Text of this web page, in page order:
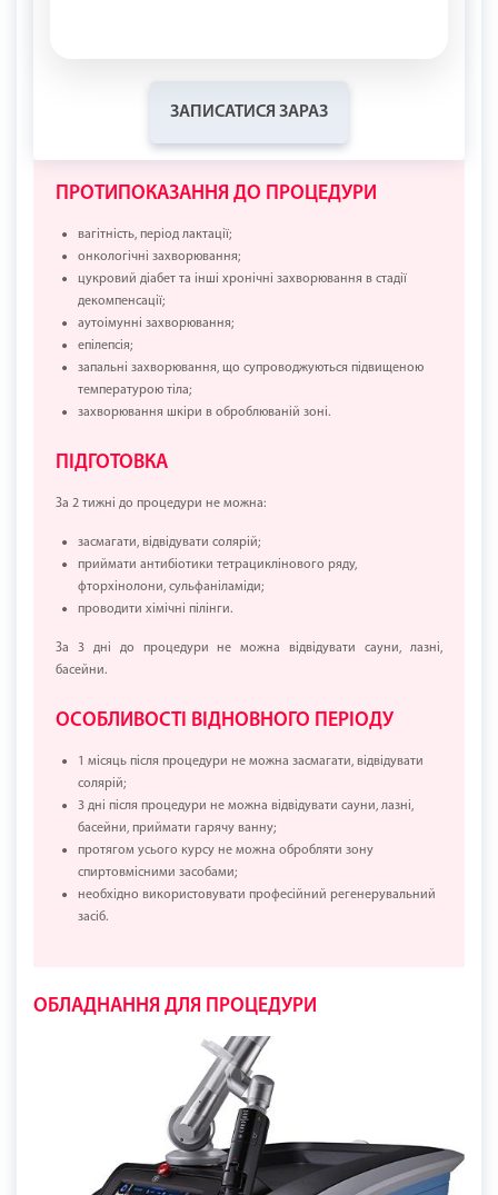
ЗАПИСАТИСЯ ЗАРАЗ
ПРОТИПОКАЗАННЯ ДО ПРОЦЕДУРИ
вагітність, період лактації;
онкологічні захворювання;
цукровий діабет та інші хронічні захворювання в стадії
декомпенсації;
аутоімунні захворювання;
епілепсія;
запальні захворювання, що супроводжуються підвищеною
температурою тіла;
захворювання шкіри в оброблюваній зоні.
ПІДГОТОВКА
За 2 тижні до процедури не можна:
засмагати, відвідувати солярій;
приймати антибіотики тетрациклінового ряду,
фторхінолони, сульфаніламіди;
проводити хімічні пілінги.
За 3 дні до процедури не можна відвідувати сауни, лазні,
басейни.
ОСОБЛИВОСТІ ВІДНОВНОГО ПЕРІОДУ
1 місяць після процедури не можна засмагати, відвідувати
солярій;
3 дні після процедури не можна відвідувати сауни, лазні,
басейни, приймати гарячу ванну;
протягом усього курсу не можна обробляти зону
спиртовмісними засобами;
необхідно використовувати професійний регенерувальний
засіб.
ОБЛАДНАННЯ ДЛЯ ПРОЦЕДУРИ